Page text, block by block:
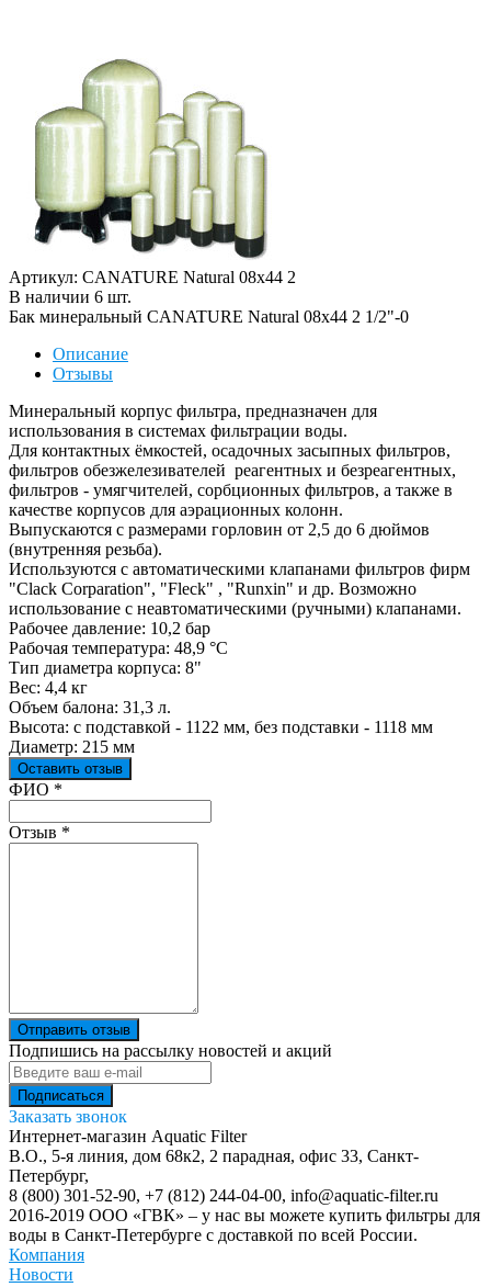
Артикул: CANATURE Natural 08x44 2
В наличии 6 шт.
Бак минеральный CANATURE Natural 08x44 2 1/2"-0
Описание
Отзывы
Минеральный корпус фильтра, предназначен для
использования в системах фильтрации воды.
Для контактных ёмкостей, осадочных засыпных фильтров,
фильтров обезжелезивателей реагентных и безреагентных,
фильтров - умягчителей, сорбционных фильтров, а также в
качестве корпусов для аэрационных колонн.
Выпускаются с размерами горловин от 2,5 до 6 дюймов
(внутренняя резьба).
Используются с автоматическими клапанами фильтров фирм
"Clack Corparation", "Fleck" , "Runxin" и др. Возможно
использование с неавтоматическими (ручными) клапанами.
Рабочее давление: 10,2 бар
Рабочая температура: 48,9 °С
Тип диаметра корпуса: 8"
Вес: 4,4 кг
Объем балона: 31,3 л.
Высота: с подставкой - 1122 мм, без подставки - 1118 мм
Диаметр: 215 мм
Оставить отзыв
Ваш отзыв был отправлен!
ФИО *
Отзыв *
Отправить отзыв
Подпишись на рассылку новостей и акций
Заказать звонок
Интернет-магазин Aquatic Filter
В.О., 5-я линия, дом 68к2, 2 парадная, офис 33, Санкт-
Петербург,
8 (800) 301-52-90, +7 (812) 244-04-00, info@aquatic-filter.ru
2016-2019 ООО «ГВК» – у нас вы можете купить фильтры для
воды в Санкт-Петербурге с доставкой по всей России.
Компания
Новости